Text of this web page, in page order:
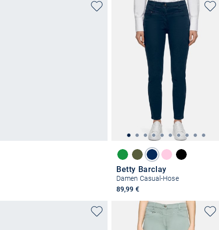
Betty Barclay
Damen Casual-Hose
89,99 €